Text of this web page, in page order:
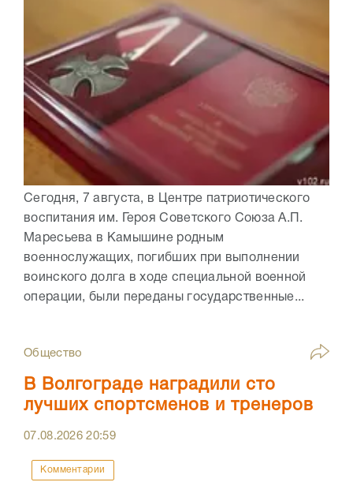
Сегодня, 7 августа, в Центре патриотического
воспитания им. Героя Советского Союза А.П.
Маресьева в Камышине родным
военнослужащих, погибших при выполнении
воинского долга в ходе специальной военной
операции, были переданы государственные...
Общество
В Волгограде наградили сто
лучших спортсменов и тренеров
07.08.202620:59
Комментарии